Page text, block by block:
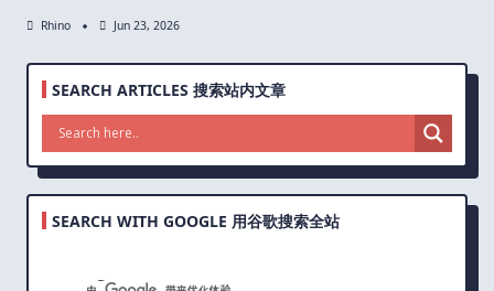
Rhino Jun 23, 2026
SEARCH ARTICLES 搜索站内文章
SEARCH WITH GOOGLE 用谷歌搜索全站